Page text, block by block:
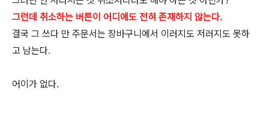
그런데 취소하는 버튼이 어디에도 전혀 존재하지 않는다.
결국 그 쓰다 만 주문서는 장바구니에서 이러지도 저러지도 못하
고 남는다.
어이가 없다.